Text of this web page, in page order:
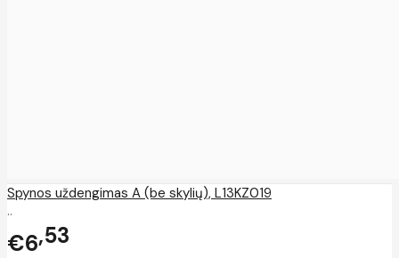
Spynos uždengimas A (be skylių), L13KZ019
..
€6 53